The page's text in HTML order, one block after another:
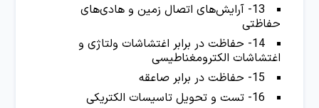
13- آرایش‌های اتصال زمین و هادی‌های
حفاظتی
14- حفاظت در برابر اغتشاشات ولتاژی و
اغتشاشات الکترومغناطیسی
15- حفاظت در برابر صاعقه
16- تست و تحویل تاسیسات الکتریکی